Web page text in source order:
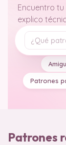
Encuentro
explico
Tu
Patrones
Patrones